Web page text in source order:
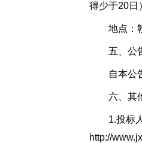
得少于20日
地点：赣
五、公
自本公告
六、其他
1.投标人
http://